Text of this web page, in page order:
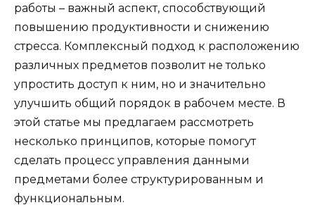
работы – важный аспект, способствующий
повышению продуктивности и снижению
стресса. Комплексный подход к расположению
различных предметов позволит не только
упростить доступ к ним, но и значительно
улучшить общий порядок в рабочем месте. В
этой статье мы предлагаем рассмотреть
несколько принципов, которые помогут
сделать процесс управления данными
предметами более структурированным и
функциональным.